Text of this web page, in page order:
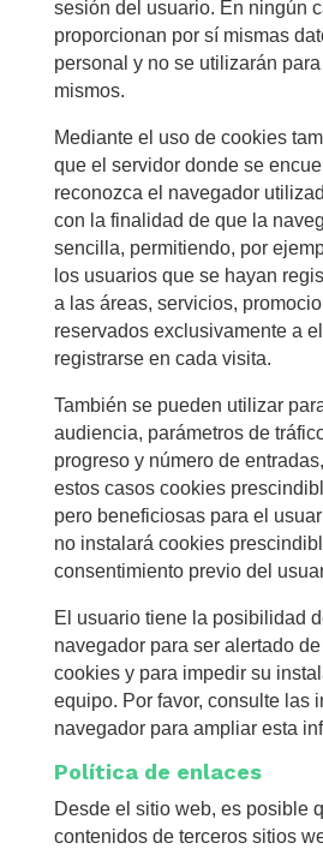
sesión del usuario. En ningún
proporcionan por sí mismas
personal y no se utilizarán
mismos.
Mediante el uso de cookies
que el servidor donde se
reconozca el navegador
con la finalidad de que la
sencilla, permitiendo, por
los usuarios que se hayan
a las áreas, servicios,
reservados exclusivamente a
registrarse en cada visita.
También se pueden utilizar
audiencia, parámetros de
progreso y número de
estos casos cookies
pero beneficiosas para el
no instalará cookies
consentimiento previo del
El usuario tiene la posibilidad
navegador para ser alertado
cookies y para impedir su
equipo. Por favor, consulte las
navegador para ampliar esta
Política de enlaces
Desde el sitio web, es posible
contenidos de terceros sitios